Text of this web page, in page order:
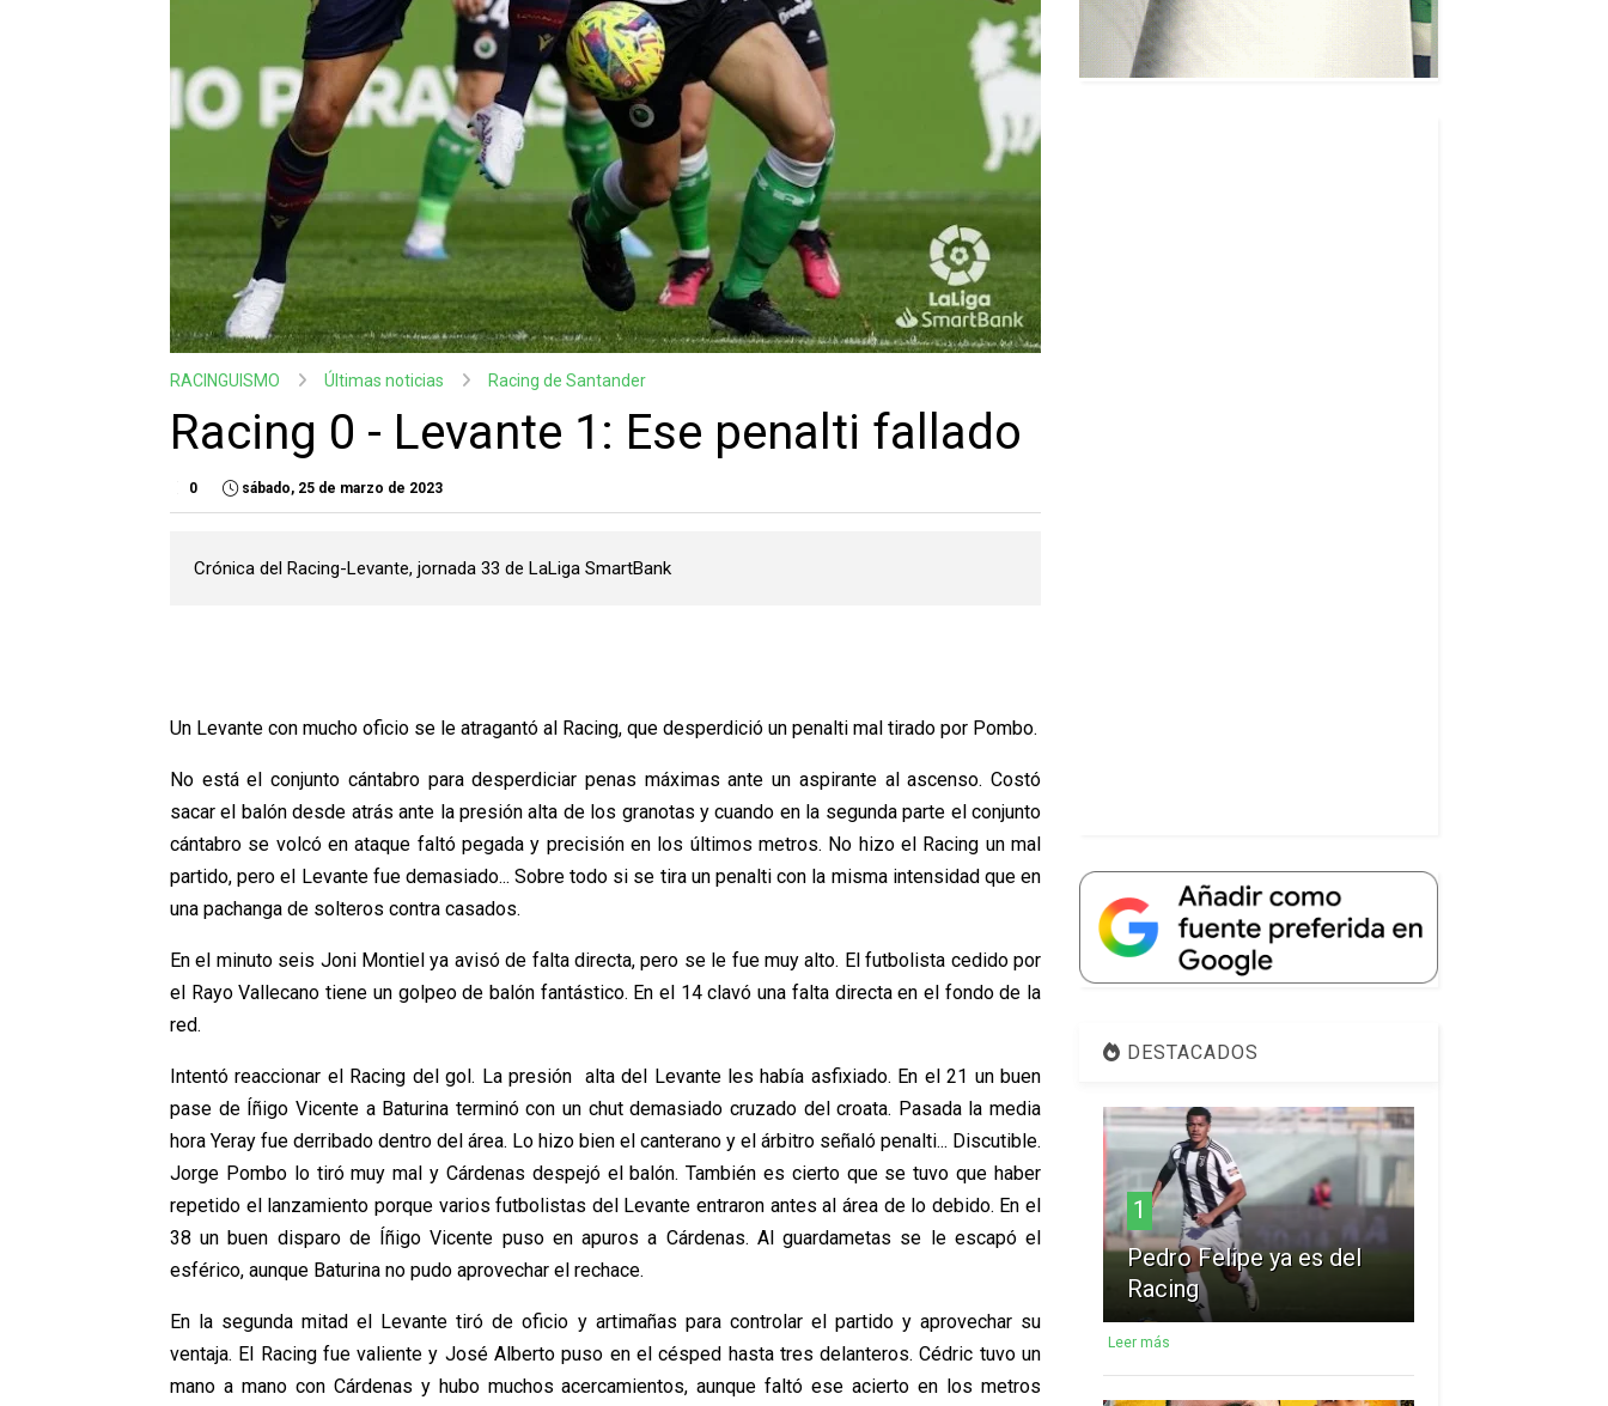
RACINGUISMO Últimas noticias Racing de Santander
Racing 0 - Levante 1: Ese penalti fallado
0 sábado, 25 de marzo de 2023
Crónica del Racing-Levante, jornada 33 de LaLiga SmartBank
Un Levante con mucho oficio se le atragantó al Racing, que desperdició un penalti mal tirado por Pombo.
No está el conjunto cántabro para desperdiciar penas máximas ante un aspirante al ascenso. Costó
sacar el balón desde atrás ante la presión alta de los granotas y cuando en la segunda parte el conjunto
cántabro se volcó en ataque faltó pegada y precisión en los últimos metros. No hizo el Racing un mal
partido, pero el Levante fue demasiado... Sobre todo si se tira un penalti con la misma intensidad que en
una pachanga de solteros contra casados.
En el minuto seis Joni Montiel ya avisó de falta directa, pero se le fue muy alto. El futbolista cedido por
el Rayo Vallecano tiene un golpeo de balón fantástico. En el 14 clavó una falta directa en el fondo de la
red.
Intentó reaccionar el Racing del gol. La presión alta del Levante les había asfixiado. En el 21 un buen
pase de Íñigo Vicente a Baturina terminó con un chut demasiado cruzado del croata. Pasada la media
hora Yeray fue derribado dentro del área. Lo hizo bien el canterano y el árbitro señaló penalti... Discutible.
Jorge Pombo lo tiró muy mal y Cárdenas despejó el balón. También es cierto que se tuvo que haber
repetido el lanzamiento porque varios futbolistas del Levante entraron antes al área de lo debido. En el
38 un buen disparo de Íñigo Vicente puso en apuros a Cárdenas. Al guardametas se le escapó el
esférico, aunque Baturina no pudo aprovechar el rechace.
En la segunda mitad el Levante tiró de oficio y artimañas para controlar el partido y aprovechar su
ventaja. El Racing fue valiente y José Alberto puso en el césped hasta tres delanteros. Cédric tuvo un
mano a mano con Cárdenas y hubo muchos acercamientos, aunque faltó ese acierto en los metros
DESTACADOS
1
Pedro Felipe ya es del
Racing
Leer más